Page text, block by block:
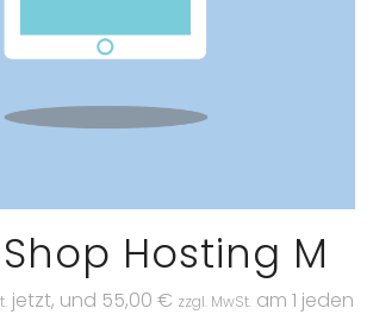
Hosting M
jetzt, und 55,00 € zzgl. MwSt. am 1 jeden